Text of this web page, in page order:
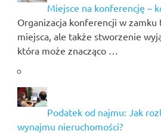
Miejsce na konferencję –
Organizacja konferencji w
miejsca, ale także stworzenie
która może znacząco …
Podatek od najmu: Jak
wynajmu nieruchomości?